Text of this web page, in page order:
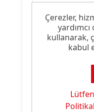
🟥
CHT
karakterli
özellikle
Çerezler,
kullanarak,
kabul